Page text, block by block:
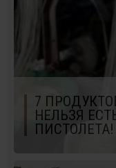
7
НЕЛЬЗЯ
ПИСТОЛЕТА!